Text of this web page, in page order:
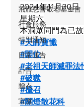
飛雁慈善敬老基金會
社會服務
特別通知
日常通告
訃告
贈衣
宣道
2024年11月30日
星期六
本洞眾同門為已
#天師寶懺
#開位
#老祖天師滅罪法
#破獄
#攝召
#關燈散花科